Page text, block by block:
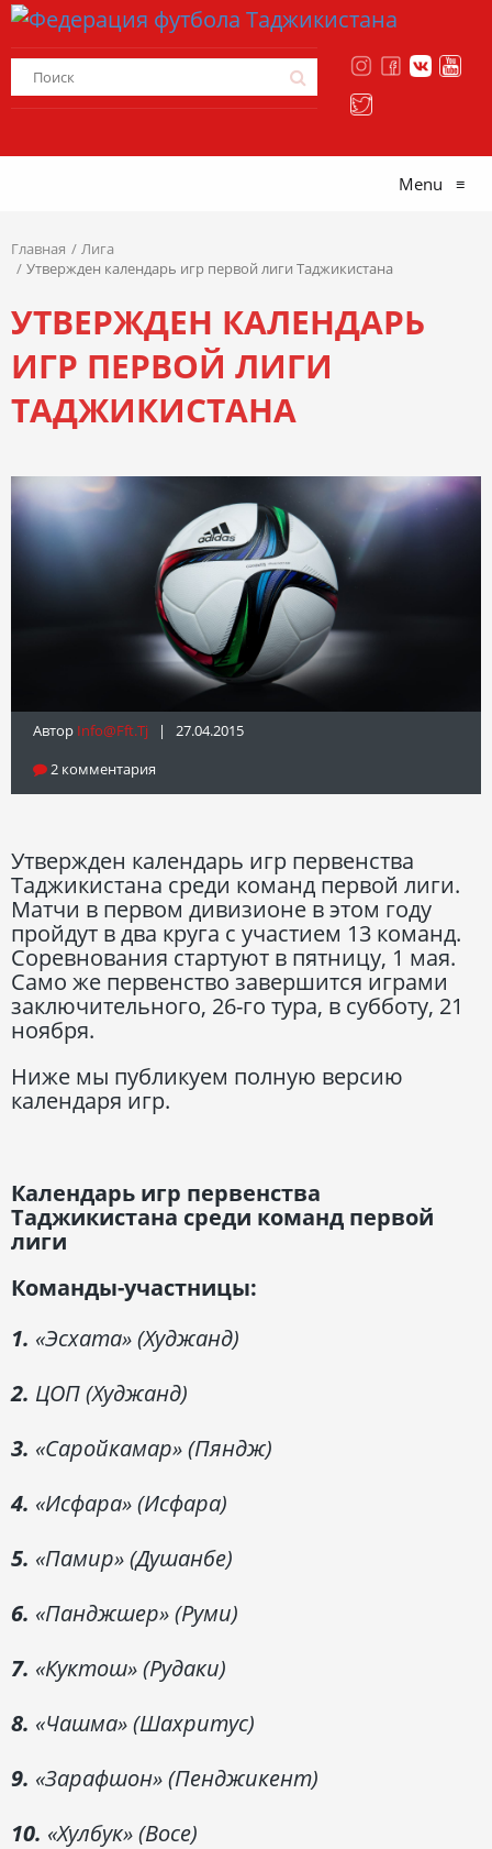
Menu ≡
Главная
Лига
Утвержден календарь игр первой лиги Таджикистана
УТВЕРЖДЕН КАЛЕНДАРЬ
ИГР ПЕРВОЙ ЛИГИ
ТАДЖИКИСТАНА
Автор Info@fft.tj | 27.04.2015
2 комментария
Утвержден календарь игр первенства
Таджикистана среди команд первой лиги.
Матчи в первом дивизионе в этом году
пройдут в два круга с участием 13 команд.
Соревнования стартуют в пятницу, 1 мая.
Само же первенство завершится играми
заключительного, 26-го тура, в субботу, 21
ноября.
Ниже мы публикуем полную версию
календаря игр.
Календарь игр первенства
Таджикистана среди команд первой
лиги
Команды-участницы:
1. «Эсхата» (Худжанд)
2. ЦОП (Худжанд)
3. «Саройкамар» (Пяндж)
4. «Исфара» (Исфара)
5. «Памир» (Душанбе)
6. «Панджшер» (Руми)
7. «Куктош» (Рудаки)
8. «Чашма» (Шахритус)
9. «Зарафшон» (Пенджикент)
10. «Хулбук» (Восе)